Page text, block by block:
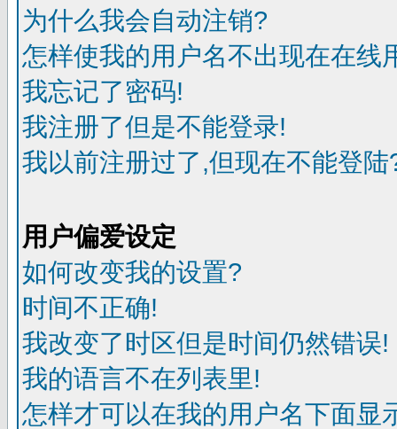
为什么我会自动注销?
怎样使我的用户名不出现在在线
我忘记了密码!
我注册了但是不能登录!
我以前注册过了,但现在不能登陆
用户偏爱设定
如何改变我的设置?
时间不正确!
我改变了时区但是时间仍然错误!
我的语言不在列表里!
怎样才可以在我的用户名下面显